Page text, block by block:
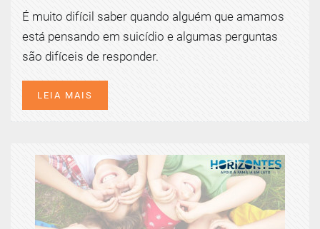
É muito difícil saber quando alguém que amamos
está pensando em suicídio e algumas perguntas
são difíceis de responder.
LEIA MAIS